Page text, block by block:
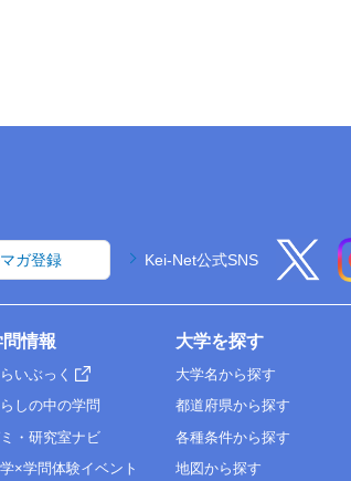
ガ登録 Kei-Net公式SNS
情報
いぶっく
しの中の学問
・研究室ナビ
×学問体験イベント
大学を探す
大学名から探す
都道府県から探す
各種条件から探す
地図から探す